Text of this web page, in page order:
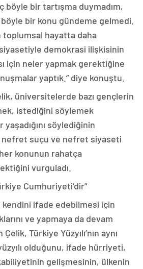
böyle bir tartışma duymadım,
bir konu gündeme gelmedi.
toplumsal hayatta daha
demokrasi ilişkisinin
için neler yapmak gerektiğine
yaptık.” diye konuştu.
üniversitelerde bazı gençlerin
istediğini söylemek
söylediğinin
suçu ve nefret siyaseti
konunun rahatça
vurguladı.
Cumhuriyeti’dir”
kendini ifade edebilmesi için
ve yapmaya da devam
Türkiye Yüzyılı’nın aynı
olduğunu, ifade hürriyeti,
gelişmesinin, ülkenin